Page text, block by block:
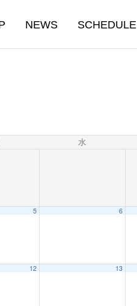
NEWS SCHEDULE
水
5 6
12 13